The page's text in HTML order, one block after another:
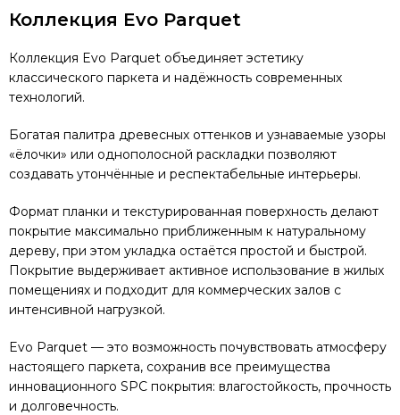
Коллекция Evo Parquet
Коллекция Evo Parquet объединяет эстетику
классического паркета и надёжность современных
технологий.
Богатая палитра древесных оттенков и узнаваемые узоры
«ёлочки» или однополосной раскладки позволяют
создавать утончённые и респектабельные интерьеры.
Формат планки и текстурированная поверхность делают
покрытие максимально приближенным к натуральному
дереву, при этом укладка остаётся простой и быстрой.
Покрытие выдерживает активное использование в жилых
помещениях и подходит для коммерческих залов с
интенсивной нагрузкой.
Evo Parquet — это возможность почувствовать атмосферу
настоящего паркета, сохранив все преимущества
инновационного SPC покрытия: влагостойкость, прочность
и долговечность.